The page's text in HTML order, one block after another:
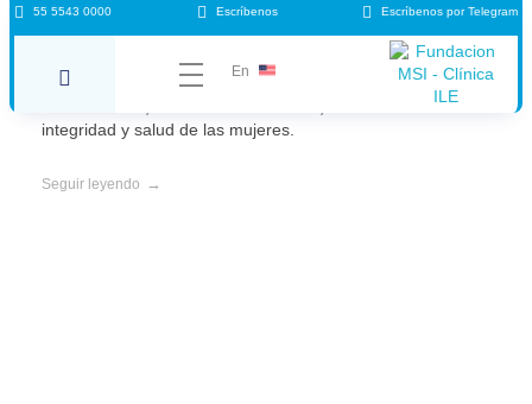
55 5543 0000 Escríbenos Escríbenos por Telegram
En
Abortar sin dolor.
La OMS cuenta con protocolos que avalan la Interrupción
del embarazo, uno de ellos es AMEU, busca cuidar la
integridad y salud de las mujeres.
Seguir leyendo